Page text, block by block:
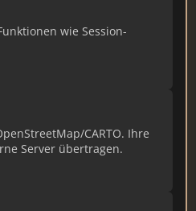
wie Session-
CARTO. Ihre
Server übertragen.
atw.de
bearbeiten Sie Ihre